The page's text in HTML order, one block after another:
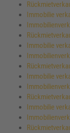
Immobilie
Immobilie
Immobilie
Immobilie